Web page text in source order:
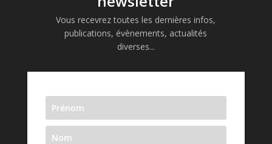
Vous recevrez toutes les dernières infos,
publications, évènements, actualités
diverses...